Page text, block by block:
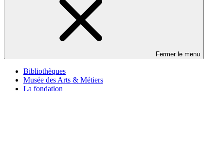
Fermer le menu
Bibliothèques
Musée des Arts & Métiers
La fondation